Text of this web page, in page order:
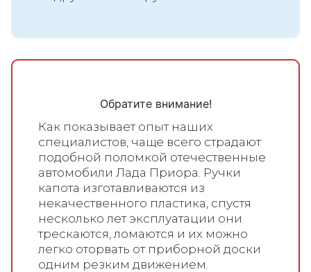
Обратите внимание!
Как показывает опыт наших
специалистов, чаще всего страдают
подобной поломкой отечественные
автомобили Лада Приора. Ручки
капота изготавливаются из
некачественного пластика, спустя
несколько лет эксплуатации они
трескаются, ломаются и их можно
легко оторвать от приборной доски
одним резким движением.